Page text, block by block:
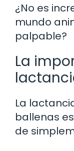
¿No es
mundo
palpable?
La
La
ballenas
de